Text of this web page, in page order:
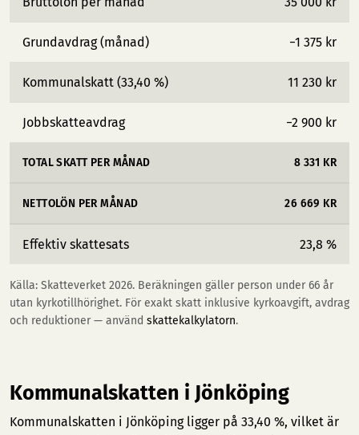
Grundavdrag (månad) −1 375 kr
Kommunalskatt (33,40 %) 11 230 kr
Jobbskatteavdrag −2 900 kr
TOTAL SKATT PER MÅNAD 8 331 KR
NETTOLÖN PER MÅNAD 26 669 KR
Effektiv skattesats 23,8 %
Källa: Skatteverket 2026. Beräkningen gäller person under 66 år
utan kyrkotillhörighet. För exakt skatt inklusive kyrkoavgift, avdrag
och reduktioner — använd skattekalkylatorn.
Kommunalskatten i Jönköping
Kommunalskatten i Jönköping ligger på 33,40 %, vilket är